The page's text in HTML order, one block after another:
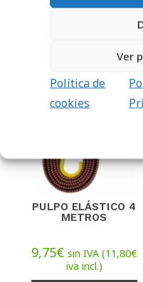
Ver
Política de
cookies
PRODUCTOS
PULPO ELÁSTICO 4
METROS
9,75€ sin IVA (11,80€
iva incl.)